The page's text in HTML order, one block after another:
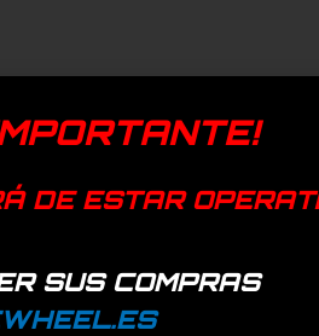
DE ESTAR
SUS COMPRAS